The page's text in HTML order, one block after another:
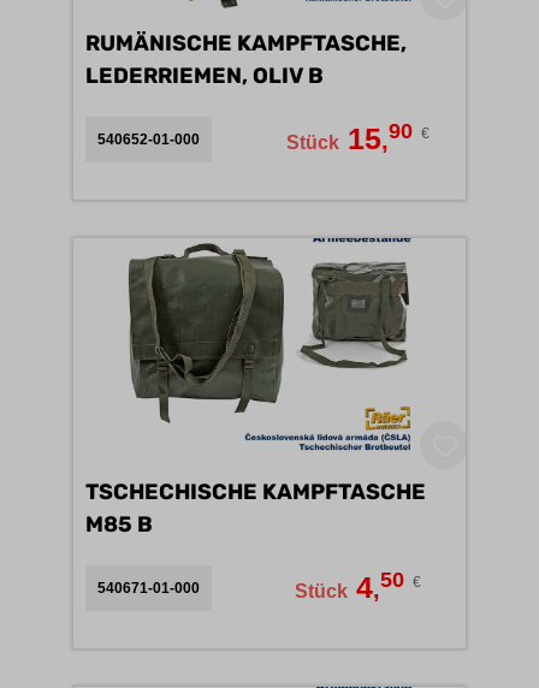
RUMÄNISCHE KAMPFTASCHE,
LEDERRIEMEN, OLIV B
540652-01-000 Stück 15,90 €
TSCHECHISCHE KAMPFTASCHE
M85 B
540671-01-000 Stück 4,50 €